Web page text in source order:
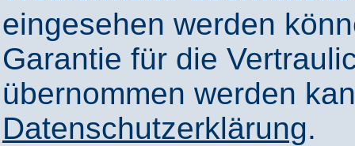
eingesehen werden
Garantie für die
übernommen werden
Datenschutzerklärung.